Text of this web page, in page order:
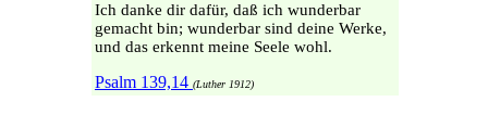
Ich danke dir dafür, daß ich wunderbar
gemacht bin; wunderbar sind deine Werke,
und das erkennt meine Seele wohl.
Psalm 139,14 (Luther 1912)